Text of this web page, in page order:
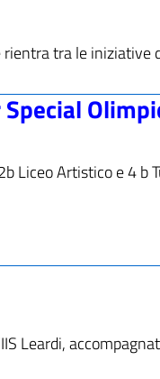
rientra tra le iniziative
Liceo Artistico e 4 b
Leardi,